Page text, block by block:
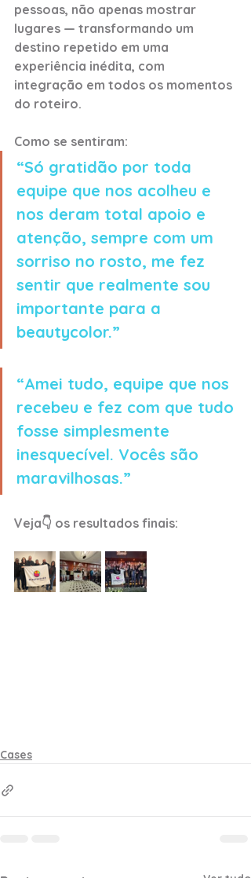
pessoas, não apenas mostrar
lugares — transformando um
destino repetido em uma
experiência inédita, com
integração em todos os momentos
do roteiro.
Como se sentiram:
“Só gratidão por toda
equipe que nos acolheu e
nos deram total apoio e
atenção, sempre com um
sorriso no rosto, me fez
sentir que realmente sou
importante para a
beautycolor.”
“Amei tudo, equipe que nos
recebeu e fez com que tudo
fosse simplesmente
inesquecível. Vocês são
maravilhosas.”
Veja👇 os resultados finais:
Cases